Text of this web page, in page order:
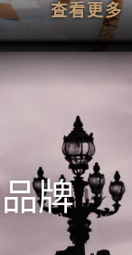
查看更多
牌